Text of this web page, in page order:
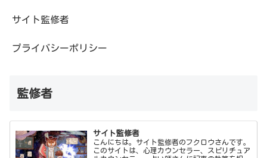
サイト監修者
プライバシーポリシー
監修者
サイト監修者
こんにちは。サイト監修者のフクロウさんです。
このサイトは、心理カウンセラー、スピリチュア